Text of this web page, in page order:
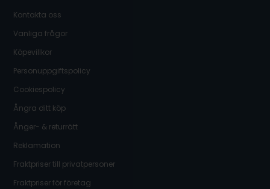
Kontakta oss
Vanliga frågor
Köpevillkor
Personuppgiftspolicy
Cookiespolicy
Ångra ditt köp
Ånger- & returrätt
Reklamation
Fraktpriser till privatpersoner
Fraktpriser för företag